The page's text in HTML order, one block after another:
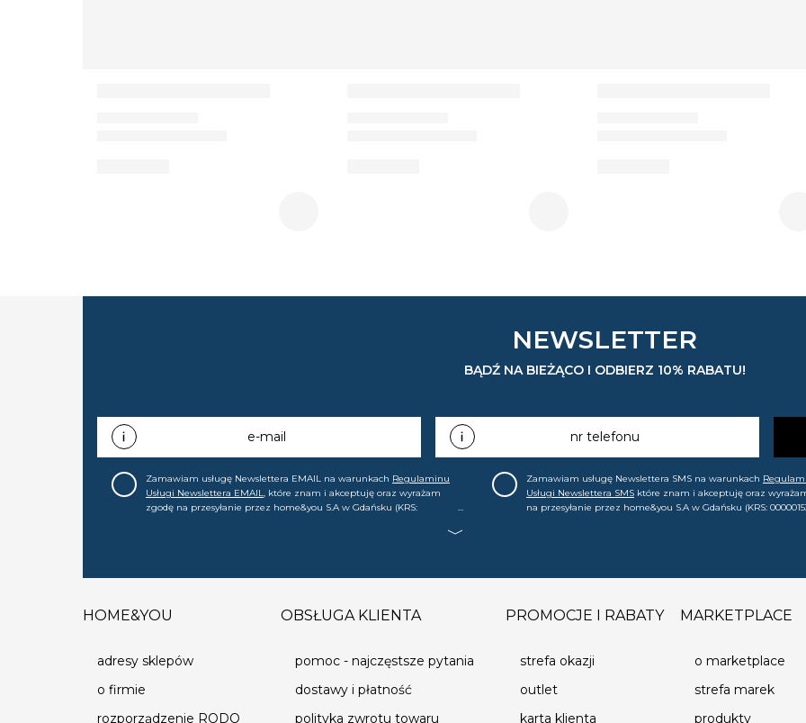
NEWSLETTER
BĄDŹ NA BIEŻĄCO I ODBIERZ 10% RABATU!
e-mail
Zamawiam usługę Newslettera EMAIL na warunkach Regulaminu
Usługi Newslettera EMAIL, które znam i akceptuję oraz wyrażam
zgodę na przesyłanie przez home&you S.A w Gdańsku (KRS:
nowościach, ofertach, promocjach, wyprzedażach). Wiem, że mogę tę
nr telefonu
Zamawiam usługę Newslettera SMS na warunkach
Usługi Newslettera SMS które znam i akceptuję oraz
na przesyłanie przez home&you S.A w Gdańsku (KRS:
promocjach, wyprzedażach). Wiem, że mogę tę zgodę w
HOME&YOU
adresy sklepów
o firmie
rozporządzenie RODO
OBSŁUGA KLIENTA
pomoc - najczęstsze pytania
dostawy i płatność
polityka zwrotu towaru
PROMOCJE I RABATY
strefa okazji
outlet
karta klienta
MARKETPLACE
o marketplace
strefa marek
produkty